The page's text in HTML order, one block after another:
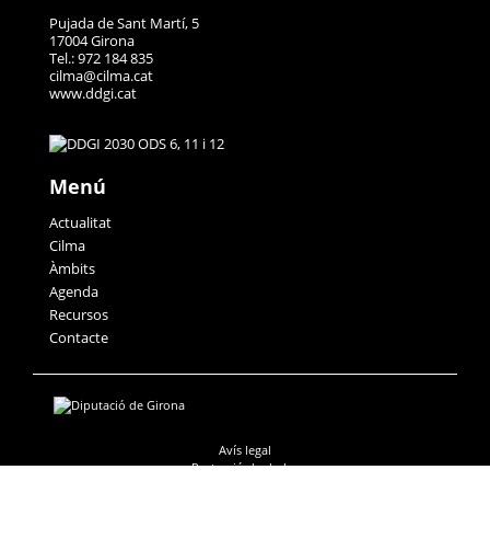
Pujada de Sant Martí, 5
17004 Girona
Tel.: 972 184 835
cilma@cilma.cat
www.ddgi.cat
Menú
Actualitat
Cilma
Àmbits
Agenda
Recursos
Contacte
Avís legal
Protecció de dades